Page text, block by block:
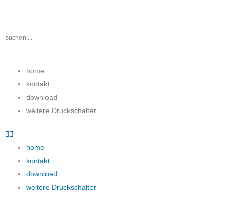
springen
text
home
kontakt
download
weitere Druckschalter
home
kontakt
download
weitere Druckschalter